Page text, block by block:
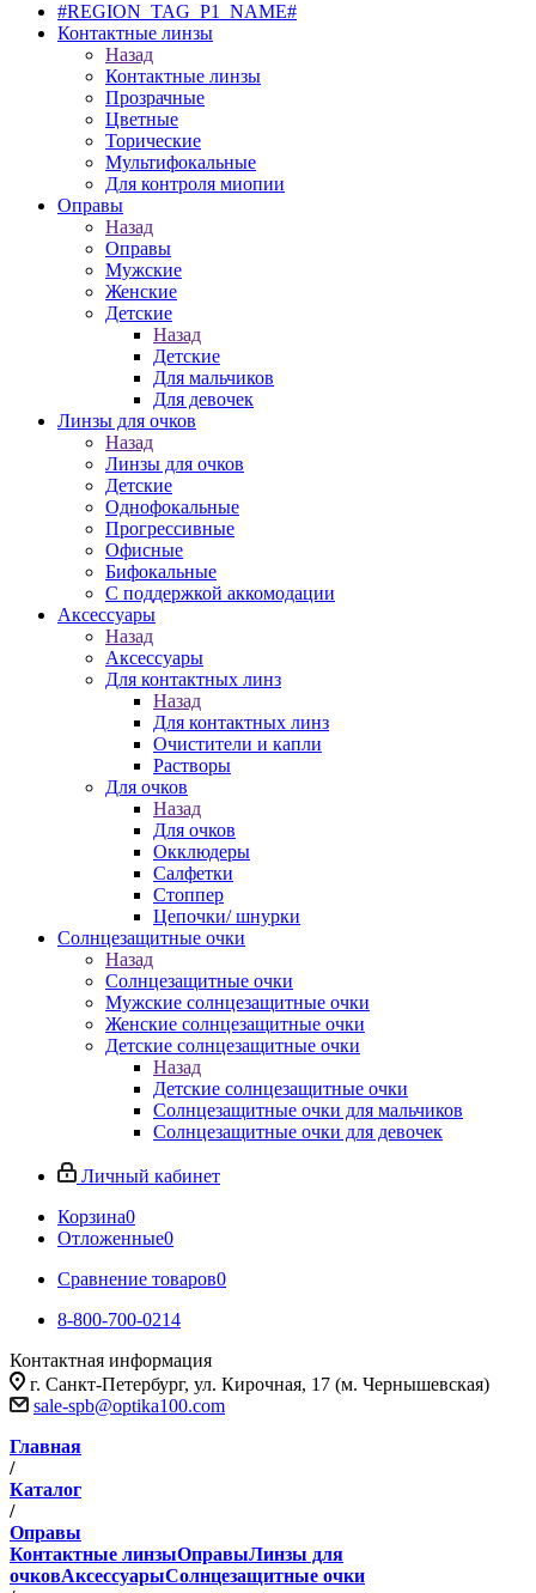
#REGION_TAG_P1_NAME#
Контактные линзы
Назад
Контактные линзы
Прозрачные
Цветные
Торические
Мультифокальные
Для контроля миопии
Оправы
Назад
Оправы
Мужские
Женские
Детские
Назад
Детские
Для мальчиков
Для девочек
Линзы для очков
Назад
Линзы для очков
Детские
Однофокальные
Прогрессивные
Офисные
Бифокальные
С поддержкой аккомодации
Аксессуары
Назад
Аксессуары
Для контактных линз
Назад
Для контактных линз
Очистители и капли
Растворы
Для очков
Назад
Для очков
Окклюдеры
Салфетки
Стоппер
Цепочки/ шнурки
Солнцезащитные очки
Назад
Солнцезащитные очки
Мужские солнцезащитные очки
Женские солнцезащитные очки
Детские солнцезащитные очки
Назад
Детские солнцезащитные очки
Солнцезащитные очки для мальчиков
Солнцезащитные очки для девочек
Личный кабинет
Корзина0
Отложенные0
Сравнение товаров0
8-800-700-0214
Контактная информация
г. Санкт-Петербург, ул. Кирочная, 17 (м. Чернышевская)
sale-spb@optika100.com
Главная
/
Каталог
/
Оправы
Контактные линзыОправыЛинзы для
очковАксессуарыСолнцезащитные очки